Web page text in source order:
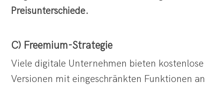
Preisunterschiede.
C) Freemium-Strategie
Viele digitale Unternehmen bieten kostenlose
Versionen mit eingeschränkten Funktionen an